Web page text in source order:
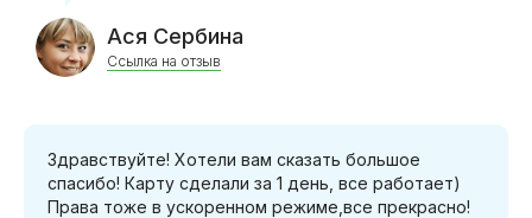
Ася Сербина
Ссылка на отзыв
Здравствуйте! Хотели вам сказать большое
спасибо! Карту сделали за 1 день, все работает)
Права тоже в ускоренном режиме,все прекрасно!